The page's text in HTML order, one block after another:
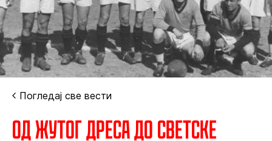
Погледај све вести
Од жутог дреса до светске